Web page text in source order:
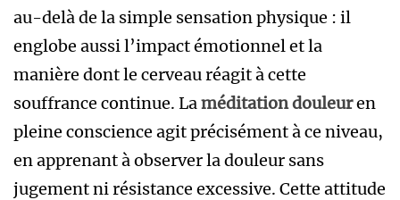
au-delà de la simple sensation physique : il
englobe aussi l’impact émotionnel et la
manière dont le cerveau réagit à cette
souffrance continue. Laméditation douleuren
pleine conscience agit précisément à ce niveau,
en apprenant à observer la douleur sans
jugement ni résistance excessive. Cette attitude